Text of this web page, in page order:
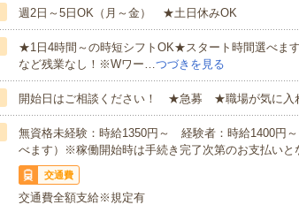
週2日～5日OK（月～金） ★土日休みOK
★1日4時間～の時短シフトOK★スタート時間選べま
など残業なし！※Wワー…つづきを見る
開始日はご相談ください！ ★急募 ★職場が気に入
無資格未経験：時給1350円～ 経験者：時給1400円
べます）※稼働開始時は手続き完了次第のお支払いと
交通費
交通費全額支給※規定有